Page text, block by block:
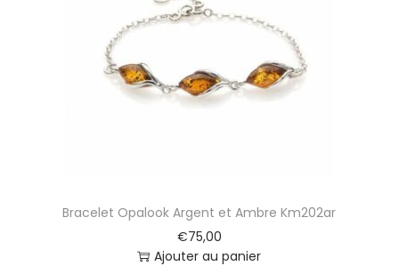
Bracelet Opalook Argent et Ambre Km202ar
€75,00
Ajouter au panier